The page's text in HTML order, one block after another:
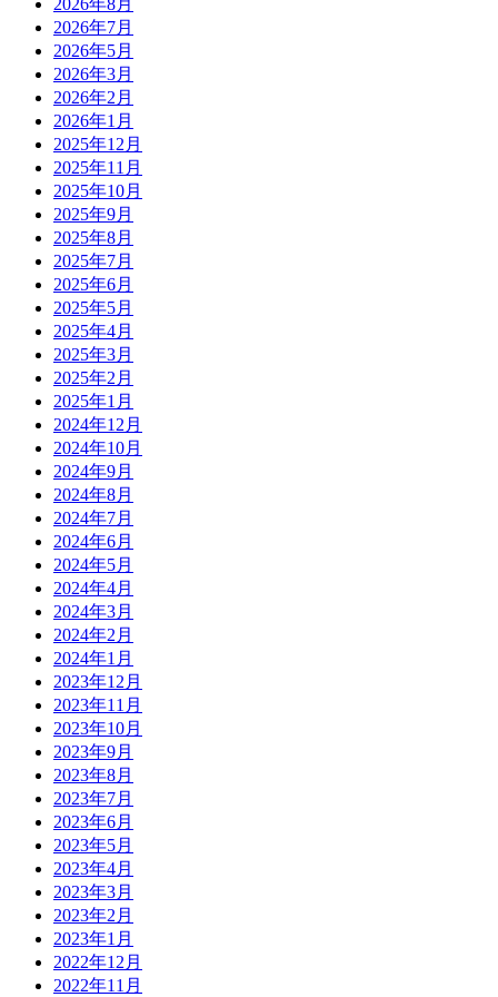
2026年7月
2026年5月
2026年3月
2026年2月
2026年1月
2025年12月
2025年11月
2025年10月
2025年9月
2025年8月
2025年7月
2025年6月
2025年5月
2025年4月
2025年3月
2025年2月
2025年1月
2024年12月
2024年10月
2024年9月
2024年8月
2024年7月
2024年6月
2024年5月
2024年4月
2024年3月
2024年2月
2024年1月
2023年12月
2023年11月
2023年10月
2023年9月
2023年8月
2023年7月
2023年6月
2023年5月
2023年4月
2023年3月
2023年2月
2023年1月
2022年12月
2022年11月